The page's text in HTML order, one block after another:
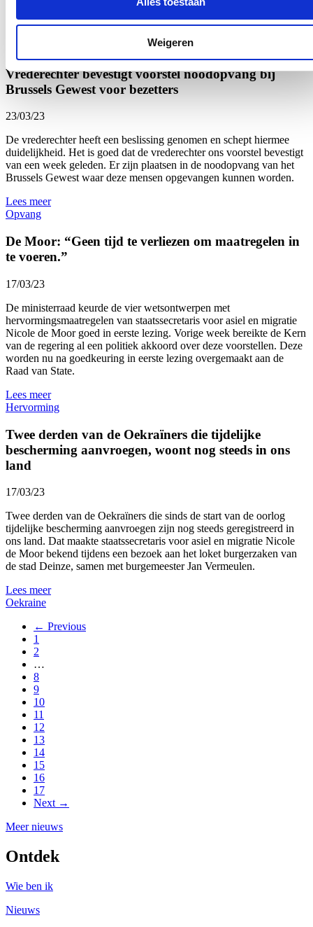
Weigeren
Vrederechter bevestigt voorstel noodopvang bij
Brussels Gewest voor bezetters
23/03/23
De vrederechter heeft een beslissing genomen en schept hiermee
duidelijkheid. Het is goed dat de vrederechter ons voorstel bevestigt
van een week geleden. Er zijn plaatsen in de noodopvang van het
Brussels Gewest waar deze mensen opgevangen kunnen worden.
Lees meer
Opvang
De Moor: “Geen tijd te verliezen om maatregelen in
te voeren.”
17/03/23
De ministerraad keurde de vier wetsontwerpen met
hervormingsmaatregelen van staatssecretaris voor asiel en migratie
Nicole de Moor goed in eerste lezing. Vorige week bereikte de Kern
van de regering al een politiek akkoord over deze voorstellen. Deze
worden nu na goedkeuring in eerste lezing overgemaakt aan de
Raad van State.
Lees meer
Hervorming
Twee derden van de Oekraïners die tijdelijke
bescherming aanvroegen, woont nog steeds in ons
land
17/03/23
Twee derden van de Oekraïners die sinds de start van de oorlog
tijdelijke bescherming aanvroegen zijn nog steeds geregistreerd in
ons land. Dat maakte staatssecretaris voor asiel en migratie Nicole
de Moor bekend tijdens een bezoek aan het loket burgerzaken van
de stad Deinze, samen met burgemeester Jan Vermeulen.
Lees meer
Oekraine
← Previous
1
2
…
8
9
10
11
12
13
14
15
16
17
Next →
Meer nieuws
Ontdek
Wie ben ik
Nieuws